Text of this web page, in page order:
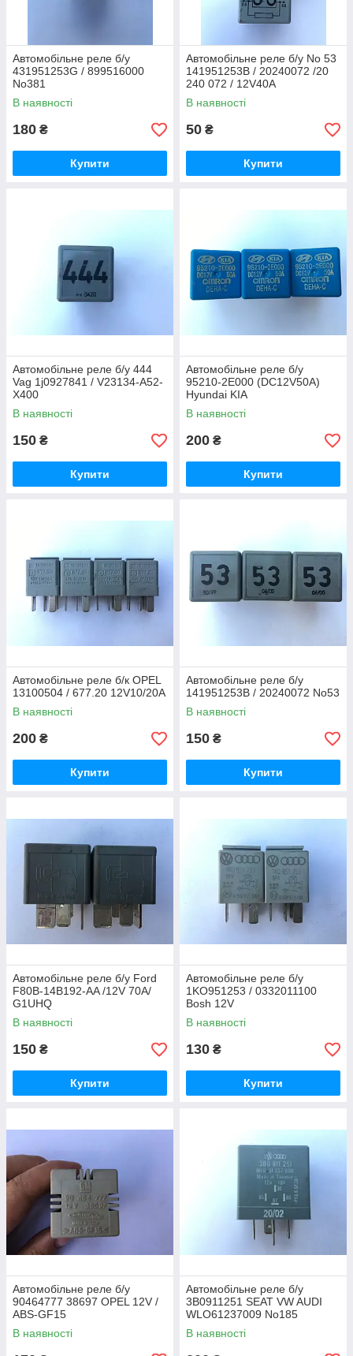
Автомобільне реле б/у
431951253G / 899516000
No381
В наявності
180 ₴
Купити
Автомобільне реле б/у No 53
141951253B / 20240072 /20
240 072 / 12V40A
В наявності
50 ₴
Купити
Автомобільне реле б/у 444
Vag 1j0927841 / V23134-A52-
X400
В наявності
150 ₴
Купити
Автомобільне реле б/у
95210-2E000 (DC12V50A)
Hyundai KIA
В наявності
200 ₴
Купити
Автомобільне реле б/к OPEL
13100504 / 677.20 12V10/20A
В наявності
200 ₴
Купити
Автомобільне реле б/у
141951253B / 20240072 No53
В наявності
150 ₴
Купити
Автомобільне реле б/у Ford
F80B-14B192-AA /12V 70A/
G1UHQ
В наявності
150 ₴
Купити
Автомобільне реле б/у
1KO951253 / 0332011100
Bosh 12V
В наявності
130 ₴
Купити
Автомобільне реле б/у
90464777 38697 OPEL 12V /
ABS-GF15
В наявності
Автомобільне реле б/у
3B0911251 SEAT VW AUDI
WLO61237009 No185
В наявності